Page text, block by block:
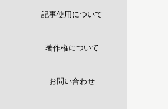
記事使用について
著作権について
お問い合わせ